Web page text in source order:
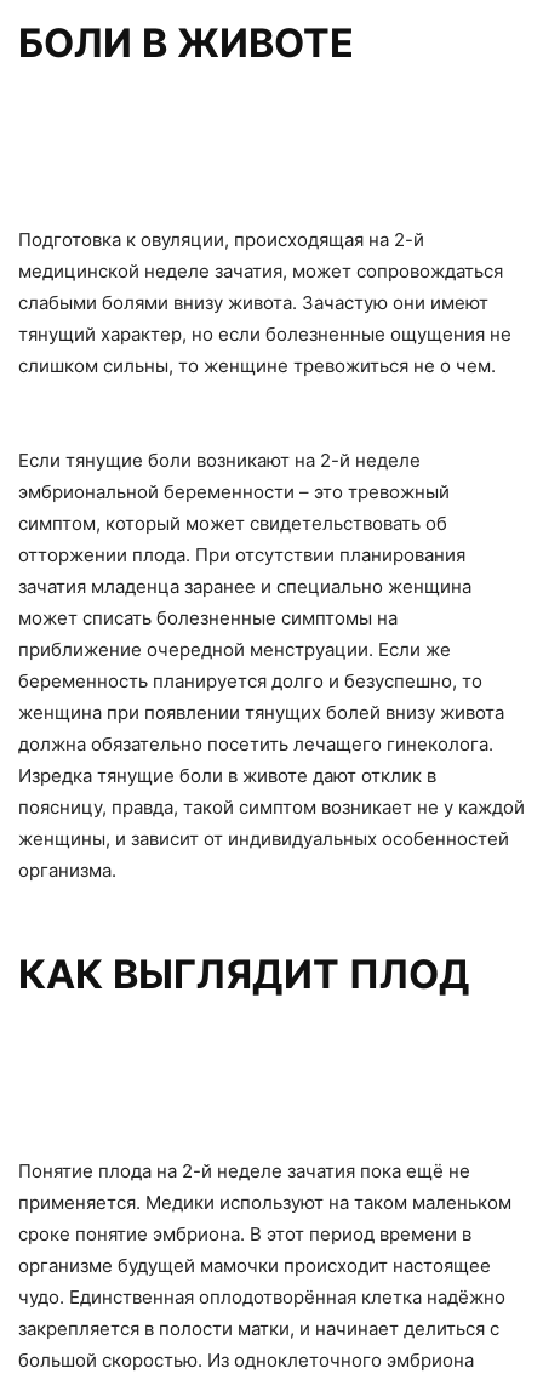
БОЛИ В ЖИВОТЕ
Подготовка к овуляции, происходящая на 2-й
медицинской неделе зачатия, может сопровождаться
слабыми болями внизу живота. Зачастую они имеют
тянущий характер, но если болезненные ощущения не
слишком сильны, то женщине тревожиться не о чем.
Если тянущие боли возникают на 2-й неделе
эмбриональной беременности – это тревожный
симптом, который может свидетельствовать об
отторжении плода. При отсутствии планирования
зачатия младенца заранее и специально женщина
может списать болезненные симптомы на
приближение очередной менструации. Если же
беременность планируется долго и безуспешно, то
женщина при появлении тянущих болей внизу живота
должна обязательно посетить лечащего гинеколога.
Изредка тянущие боли в животе дают отклик в
поясницу, правда, такой симптом возникает не у каждой
женщины, и зависит от индивидуальных особенностей
организма.
КАК ВЫГЛЯДИТ ПЛОД
Понятие плода на 2-й неделе зачатия пока ещё не
применяется. Медики используют на таком маленьком
сроке понятие эмбриона. В этот период времени в
организме будущей мамочки происходит настоящее
чудо. Единственная оплодотворённая клетка надёжно
закрепляется в полости матки, и начинает делиться с
большой скоростью. Из одноклеточного эмбриона